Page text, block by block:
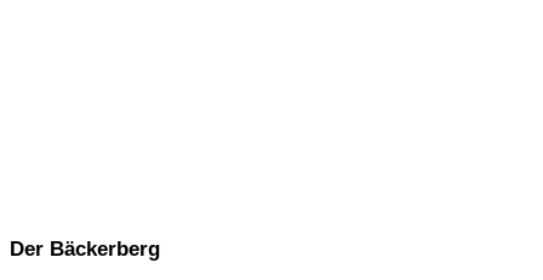
Der Bäckerberg